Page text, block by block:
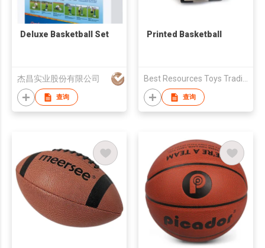
Deluxe Basketball Set
杰昌实业股份有限公司
查询
Printed Basketball
Best Resources Toys Trading Company Limited
查询